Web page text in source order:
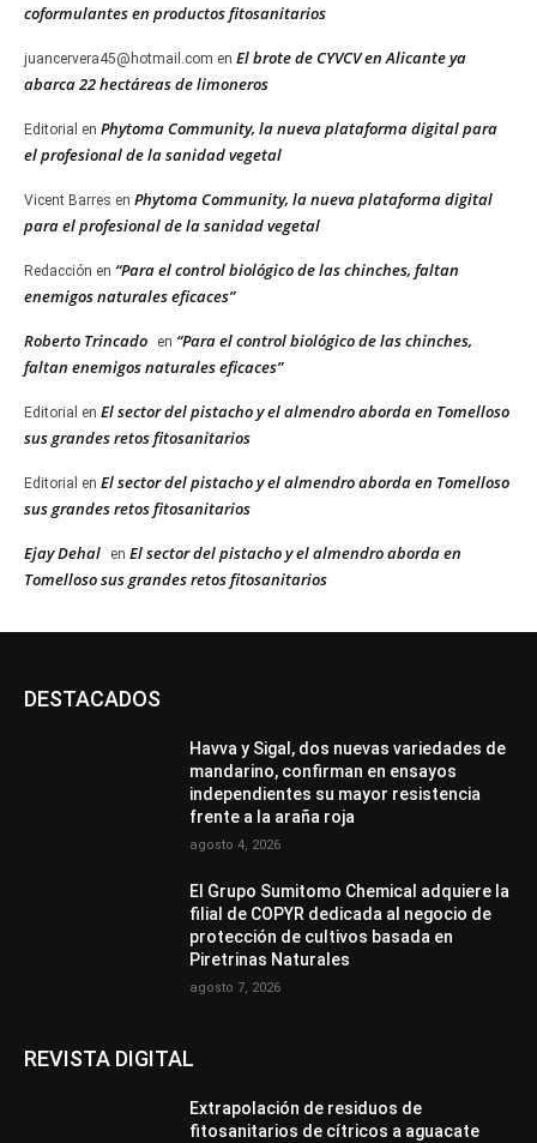
coformulantes en productos fitosanitarios
juancervera45@hotmail.com en El brote de CYVCV en Alicante ya
abarca 22 hectáreas de limoneros
Editorial en Phytoma Community, la nueva plataforma digital para
el profesional de la sanidad vegetal
Vicent Barres en Phytoma Community, la nueva plataforma digital
para el profesional de la sanidad vegetal
Redacción en “Para el control biológico de las chinches, faltan
enemigos naturales eficaces”
Roberto Trincado en “Para el control biológico de las chinches,
faltan enemigos naturales eficaces”
Editorial en El sector del pistacho y el almendro aborda en Tomelloso
sus grandes retos fitosanitarios
Editorial en El sector del pistacho y el almendro aborda en Tomelloso
sus grandes retos fitosanitarios
Ejay Dehal en El sector del pistacho y el almendro aborda en
Tomelloso sus grandes retos fitosanitarios
DESTACADOS
Havva y Sigal, dos nuevas variedades de
mandarino, confirman en ensayos
independientes su mayor resistencia
frente a la araña roja
agosto 4, 2026
El Grupo Sumitomo Chemical adquiere la
filial de COPYR dedicada al negocio de
protección de cultivos basada en
Piretrinas Naturales
agosto 7, 2026
REVISTA DIGITAL
Extrapolación de residuos de
fitosanitarios de cítricos a aguacate